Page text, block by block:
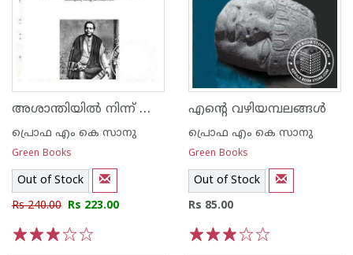
അശാന്തിയില്‍ നിന്ന് ശാന്തിയിലേക്ക്
പ്രൊഫ എം കെ സാനു
Green Books
Out of Stock
Rs 240.00 Rs 223.00
എന്റെ വഴിയമ്പലങ്ങള്‍
പ്രൊഫ എം കെ സാനു
Green Books
Out of Stock
Rs 85.00